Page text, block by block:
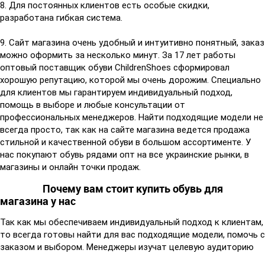
8. Для постоянных клиентов есть особые скидки,
разработана гибкая система.
9. Сайт магазина очень удобный и интуитивно понятный, заказ
можно оформить за несколько минут. За 17 лет работы
оптовый поставщик обуви ChildrenShoes сформировал
хорошую репутацию, которой мы очень дорожим. Специально
для клиентов мы гарантируем индивидуальный подход,
помощь в выборе и любые консультации от
профессиональных менеджеров. Найти подходящие модели не
всегда просто, так как на сайте магазина ведется продажа
стильной и качественной обуви в большом ассортименте. У
нас покупают обувь рядами опт на все украинские рынки, в
магазины и онлайн точки продаж.
Почему вам стоит купить обувь для
магазина у нас
Так как мы обеспечиваем индивидуальный подход к клиентам,
то всегда готовы найти для вас подходящие модели, помочь с
заказом и выбором. Менеджеры изучат целевую аудиторию